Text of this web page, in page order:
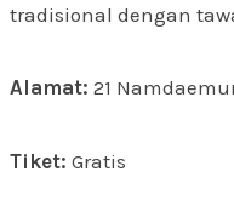
tradisional dengan
Alamat: 21
Tiket: Gratis